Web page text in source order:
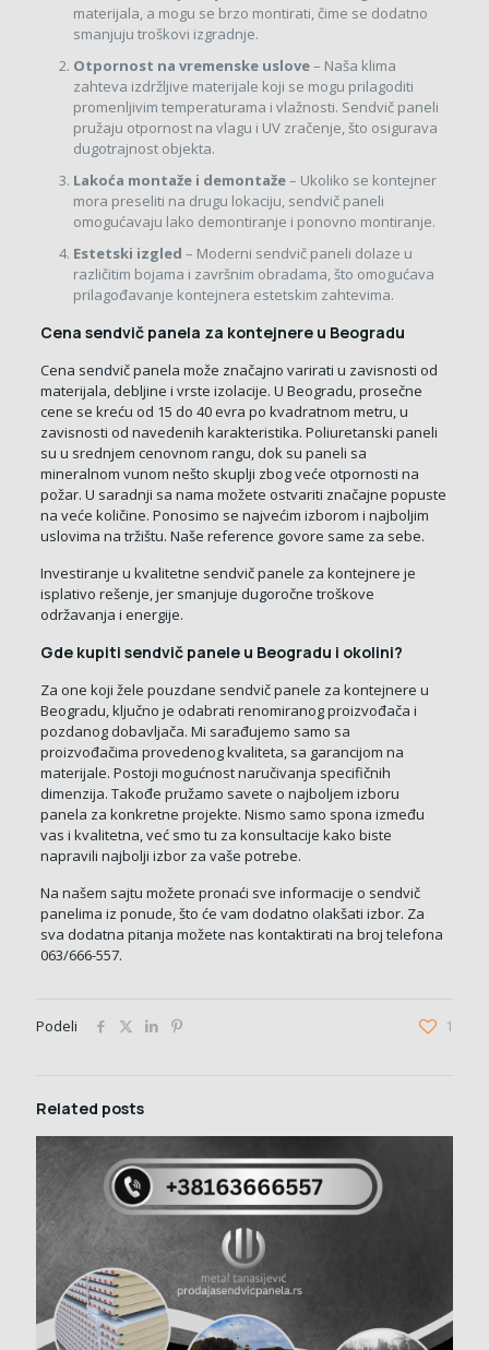
materijala, a mogu se brzo montirati, čime se dodatno
smanjuju troškovi izgradnje.
Otpornost na vremenske uslove– Naša klima
zahteva izdržljive materijale koji se mogu prilagoditi
promenljivim temperaturama i vlažnosti. Sendvič paneli
pružaju otpornost na vlagu i UV zračenje, što osigurava
dugotrajnost objekta.
Lakoća montaže i demontaže– Ukoliko se kontejner
mora preseliti na drugu lokaciju, sendvič paneli
omogućavaju lako demontiranje i ponovno montiranje.
Estetski izgled – Moderni sendvič paneli dolaze u
različitim bojama i završnim obradama, što omogućava
prilagođavanje kontejnera estetskim zahtevima.
Cena sendvič panela za kontejnere u Beogradu
Cena sendvič panela može značajno varirati u zavisnosti od
materijala, debljine i vrste izolacije. U Beogradu, prosečne
cene se kreću od 15 do 40 evra po kvadratnom metru, u
zavisnosti od navedenih karakteristika. Poliuretanski paneli
su u srednjem cenovnom rangu, dok su paneli sa
mineralnom vunom nešto skuplji zbog veće otpornosti na
požar. U saradnji sa nama možete ostvariti značajne popuste
na veće količine. Ponosimo se najvećim izborom i najboljim
uslovima na tržištu. Naše reference govore same za sebe.
Investiranje u kvalitetne sendvič panele za kontejnere je
isplativo rešenje, jer smanjuje dugoročne troškove
održavanja i energije.
Gde kupiti sendvič panele u Beogradu i okolini?
Za one koji žele pouzdane sendvič panele za kontejnere u
Beogradu, ključno je odabrati renomiranog proizvođača i
pozdanog dobavljača. Mi sarađujemo samo sa
proizvođačima provedenog kvaliteta, sa garancijom na
materijale. Postoji mogućnost naručivanja specifičnih
dimenzija. Takođe pružamo savete o najboljem izboru
panela za konkretne projekte. Nismo samo spona između
vas i kvalitetna, već smo tu za konsultacije kako biste
napravili najbolji izbor za vaše potrebe.
Na našem sajtu možete pronaći sve informacije o sendvič
panelima iz ponude, što će vam dodatno olakšati izbor. Za
sva dodatna pitanja možete nas kontaktirati na broj telefona
063/666-557.
Podeli 1
Related posts